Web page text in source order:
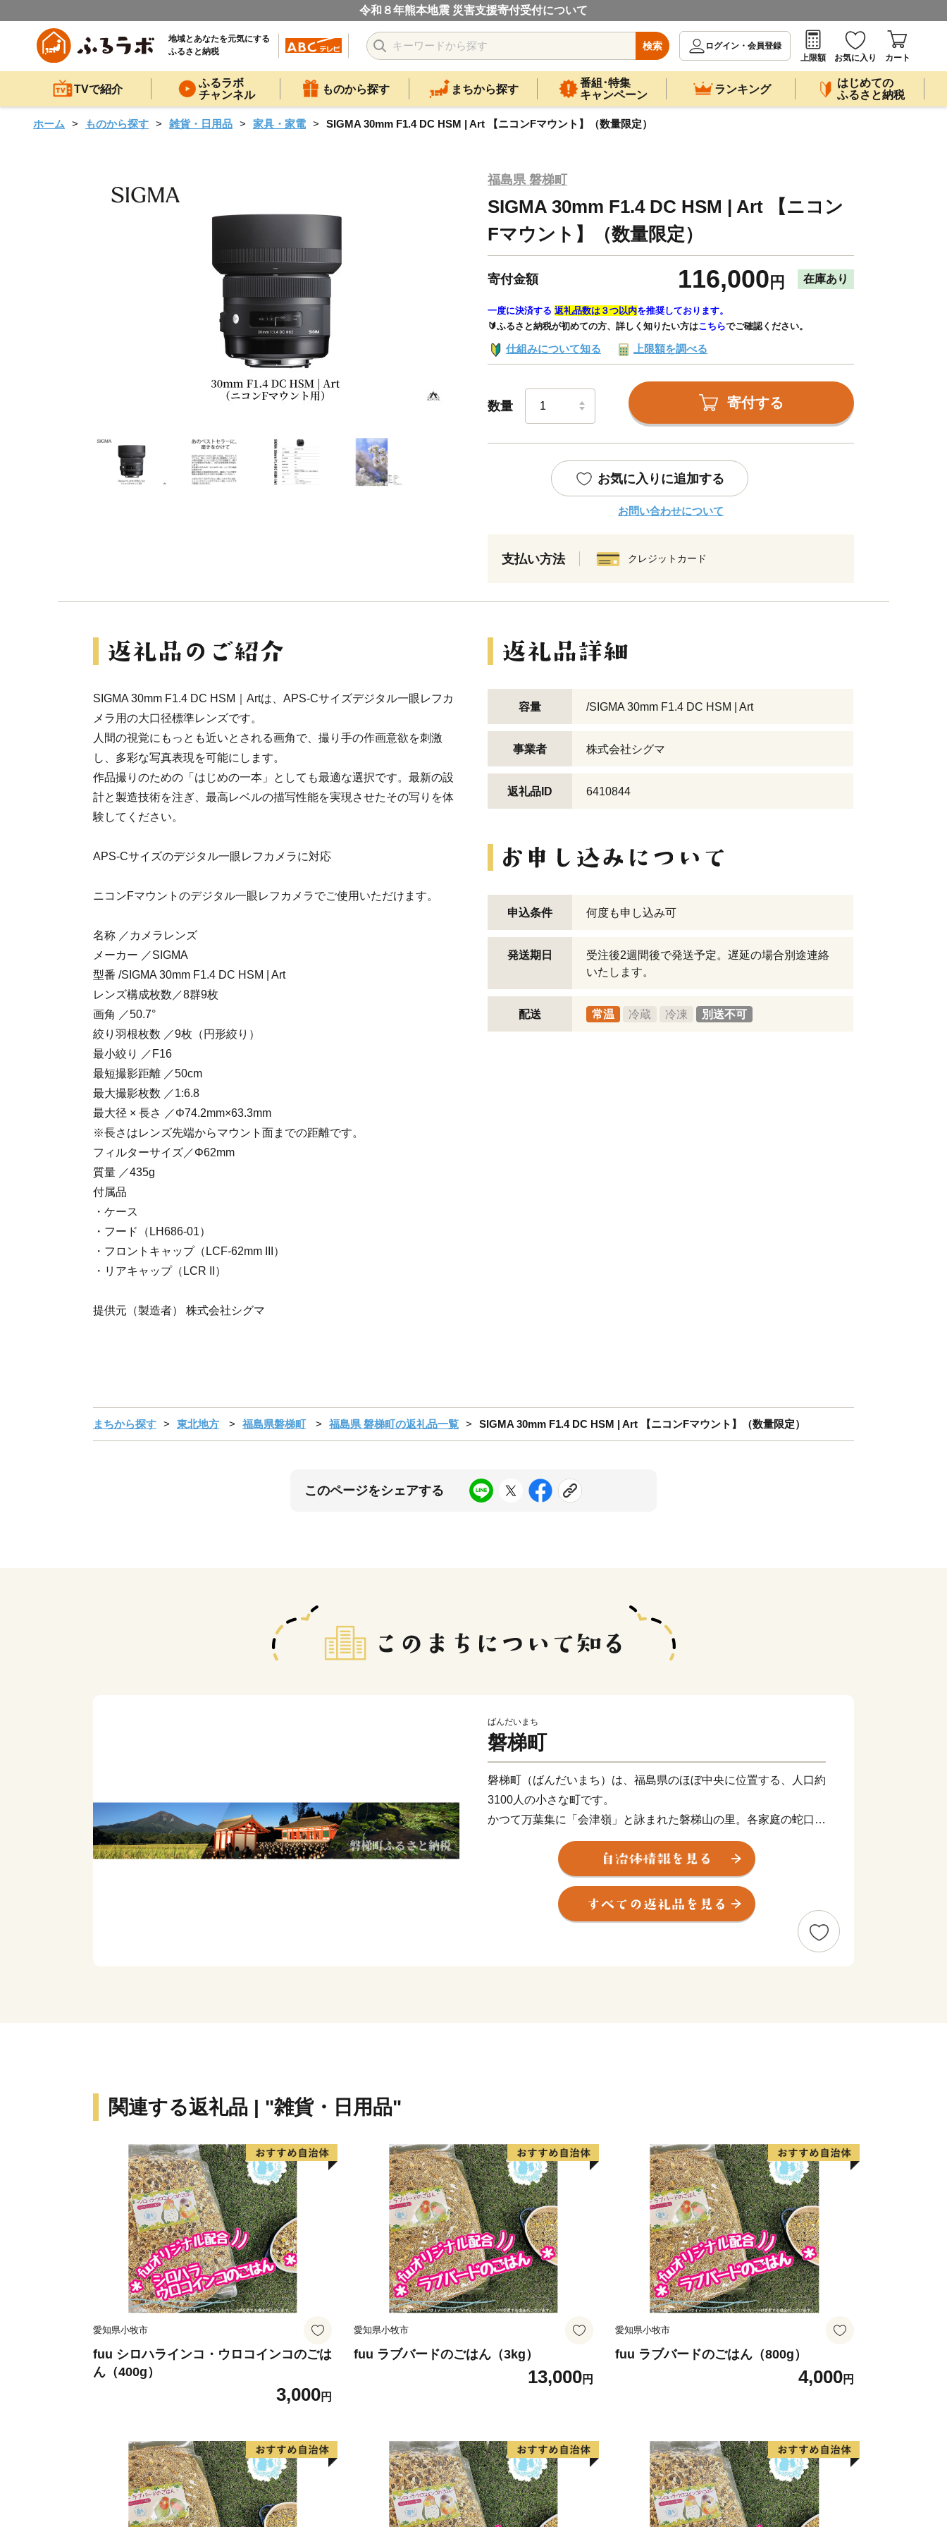
令和８年熊本地震 災害支援寄付受付について
地域とあなたを元気にする
ふるさと納税
検索
ログイン・会員登録
上限額
お気に入り カート
TVで紹介
ふるラボ
チャンネル
ものから探す まちから探す
番組･特集
キャンペーン
ランキング
はじめての
ふるさと納税
ホーム ものから探す 雑貨・日用品 家具・家電 SIGMA 30mm F1.4 DC HSM | Art 【ニコンFマウント】（数量限定）
福島県 磐梯町
SIGMA 30mm F1.4 DC HSM | Art 【ニコン
Fマウント】（数量限定）
寄付金額 116,000 円 在庫あり
一度に決済する 返礼品数は３つ以内を推奨しております。
🔰ふるさと納税が初めての方、詳しく知りたい方はこちらでご確認ください。
仕組みについて知る 上限額を調べる
数量 寄付する
お気に入りに追加する
お問い合わせについて
支払い方法 クレジットカード
SIGMA 30mm F1.4 DC HSM｜Artは、APS-Cサイズデジタル一眼レフカ
メラ用の大口径標準レンズです。
人間の視覚にもっとも近いとされる画角で、撮り手の作画意欲を刺激
し、多彩な写真表現を可能にします。
作品撮りのための「はじめの一本」としても最適な選択です。最新の設
計と製造技術を注ぎ、最高レベルの描写性能を実現させたその写りを体
験してください。
APS-Cサイズのデジタル一眼レフカメラに対応
ニコンFマウントのデジタル一眼レフカメラでご使用いただけます。
名称 ／カメラレンズ
メーカー ／SIGMA
型番 /SIGMA 30mm F1.4 DC HSM | Art
レンズ構成枚数／8群9枚
画角 ／50.7°
絞り羽根枚数 ／9枚（円形絞り）
最小絞り ／F16
最短撮影距離 ／50cm
最大撮影枚数 ／1:6.8
最大径 × 長さ ／Φ74.2mm×63.3mm
※長さはレンズ先端からマウント面までの距離です。
フィルターサイズ／Φ62mm
質量 ／435g
付属品
・ケース
・フード（LH686-01）
・フロントキャップ（LCF-62mm III）
・リアキャップ（LCR II）
提供元（製造者） 株式会社シグマ
容量 /SIGMA 30mm F1.4 DC HSM | Art
事業者 株式会社シグマ
返礼品ID 6410844
申込条件 何度も申し込み可
発送期日
受注後2週間後で発送予定。遅延の場合別途連絡
いたします。
配送 常温 冷蔵 冷凍 別送不可
まちから探す 東北地方 福島県磐梯町 福島県 磐梯町の返礼品一覧 SIGMA 30mm F1.4 DC HSM | Art 【ニコンFマウント】（数量限定）
このページをシェアする
ばんだいまち
磐梯町
磐梯町（ばんだいまち）は、福島県のほぼ中央に位置する、人口約
3100人の小さな町です。
かつて万葉集に「会津嶺」と詠まれた磐梯山の里。各家庭の蛇口か
らは日本名水百選に選ばれた湧き水が出る魅力あふれる町であり、
子どもからお年寄りまで全年代の町民が健やかに楽しく生活できる
まちづくりを進めています。
皆様からのご寄付をもとに、先人の方々が築いてきた歴史・文化を
継承しつつ、各分野における新たな事業展開・取り組みに力を注ぎ
町民の幸せを追求していきます。また「磐梯版ネウボラ」という妊
関連する返礼品 | "雑貨・日用品"
愛知県小牧市
fuu シロハラインコ・ウロコインコのごは
ん（400g）
3,000円
愛知県小牧市
fuu ラブバードのごはん（3kg）
13,000円
愛知県小牧市
fuu ラブバードのごはん（800g）
4,000円